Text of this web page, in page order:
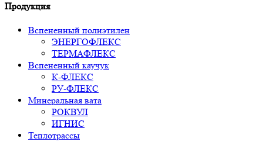
Продукция
Вспененный полиэтилен
ЭНЕРГОФЛЕКС
ТЕРМАФЛЕКС
Вспененный каучук
К-ФЛЕКС
РУ-ФЛЕКС
Минеральная вата
РОКВУЛ
ИГНИС
Теплотрассы